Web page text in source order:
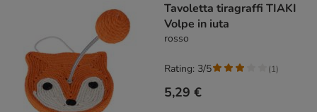
Tavoletta tiragraffi TIAKI
Volpe in iuta
rosso
5,29 €
Rating: 3/5 (1)